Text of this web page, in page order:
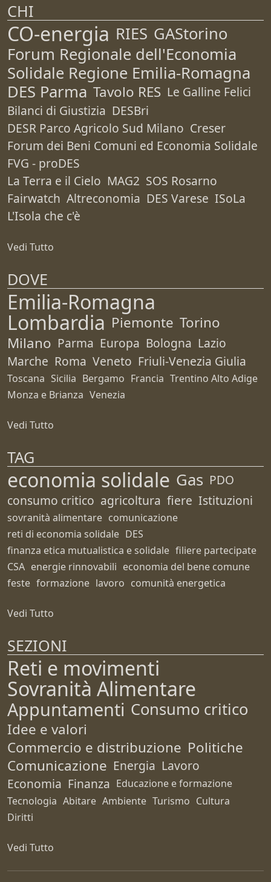
CHI
CO-energia RIES GAStorino
Forum Regionale dell'Economia
Solidale Regione Emilia-Romagna
DES Parma Tavolo RES Le Galline Felici
Bilanci di Giustizia DESBri
DESR Parco Agricolo Sud Milano Creser
Forum dei Beni Comuni ed Economia Solidale
FVG - proDES
La Terra e il Cielo MAG2 SOS Rosarno
Fairwatch Altreconomia DES Varese ISoLa
L'Isola che c'è
Vedi Tutto
DOVE
Emilia-Romagna
Lombardia Piemonte Torino
Milano Parma Europa Bologna Lazio
Marche Roma Veneto Friuli-Venezia Giulia
Toscana Sicilia Bergamo Francia Trentino Alto Adige
Monza e Brianza Venezia
Vedi Tutto
TAG
economia solidale Gas PDO
consumo critico agricoltura fiere Istituzioni
sovranità alimentare comunicazione
reti di economia solidale DES
finanza etica mutualistica e solidale filiere partecipate
CSA energie rinnovabili economia del bene comune
feste formazione lavoro comunità energetica
Vedi Tutto
SEZIONI
Reti e movimenti
Sovranità Alimentare
Appuntamenti Consumo critico
Idee e valori
Commercio e distribuzione Politiche
Comunicazione Energia Lavoro
Economia Finanza Educazione e formazione
Tecnologia Abitare Ambiente Turismo Cultura
Diritti
Vedi Tutto